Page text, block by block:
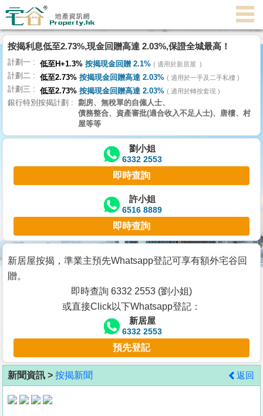
代
理
主
頁
搵
樓/
交
業
主
宅
谷
按
客
地
產
按揭利息低至2.73%,現金回贈高達 2.03%,保證全城最高！
計劃一 低至H+1.3% 按揭現金回贈 2.1% 適用於新居屋
計劃二 低至2.73% 按揭現金回贈高達 2.03% 適用於一手及二手私樓
計劃三 低至2.73% 按揭現金回贈高達 2.03% 適用於轉按套現
銀行特別按揭計劃
劏房、無稅單的自僱人士、
債務整合、資產審批(適合收入不足人士)、唐樓、村
屋等等
劉小姐
6332 2553
即時查詢
許小姐
6516 8889
即時查詢
新居屋按揭，準業主預先Whatsapp登記可享有額外宅谷回
贈。
即時查詢 6332 2553 (劉小姐)
或直接Click以下Whatsapp登記：
新居屋
6332 2553
預先登記
新聞資訊 > 按揭新聞 返回